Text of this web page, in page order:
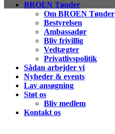
BROEN Tønder
Om BROEN Tønder
Bestyrelsen
Ambassadør
Bliv frivillig
Vedtægter
Privatlivspolitik
Sådan arbejder vi
Nyheder & events
Lav ansøgning
Støt os
Bliv medlem
Kontakt os